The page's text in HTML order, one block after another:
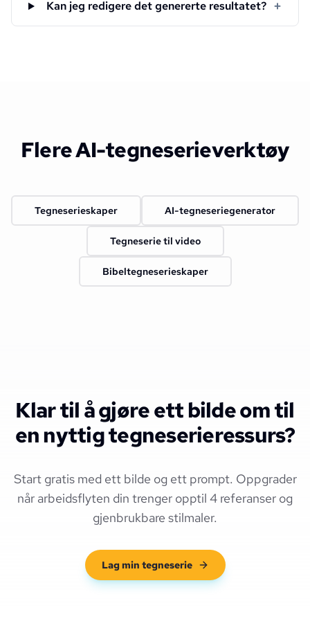
Kan jeg redigere det genererte resultatet? +
Flere AI-tegneserieverktøy
Tegneserieskaper AI-tegneseriegenerator
Tegneserie til video
Bibeltegneserieskaper
Klar til å gjøre ett bilde om til
en nyttig tegneserieressurs?
Start gratis med ett bilde og ett prompt. Oppgrader
når arbeidsflyten din trenger opptil 4 referanser og
gjenbrukbare stilmaler.
Lag min tegneserie